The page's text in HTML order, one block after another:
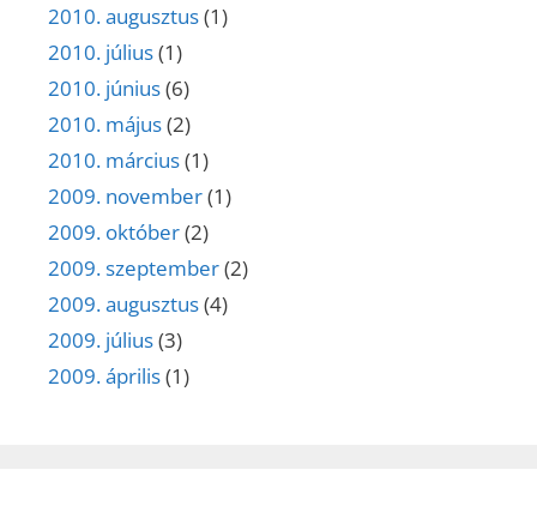
2010. augusztus(1)
2010. július(1)
2010. június(6)
2010. május(2)
2010. március(1)
2009. november(1)
2009. október(2)
2009. szeptember(2)
2009. augusztus(4)
2009. július(3)
2009. április(1)